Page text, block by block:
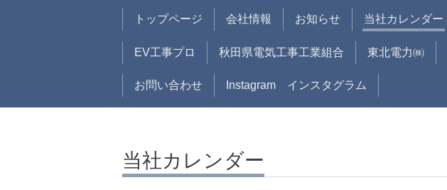
トップページ 会社情報 お知らせ 当社カレンダー
EV工事プロ 秋田県電気工事工業組合 東北電力㈱
お問い合わせ Instagram インスタグラム
当社カレンダー